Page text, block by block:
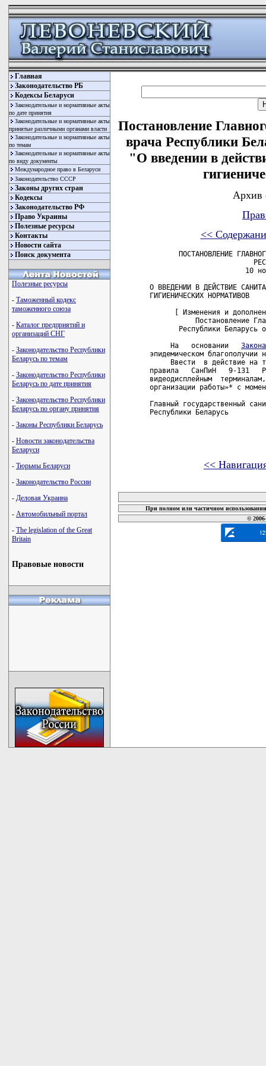
Главная
Законодательство РБ
Кодексы Беларуси
Законодательные и нормативные акты
по дате принятия
Законодательные и нормативные акты
принятые различными органами власти
Законодательные и нормативные акты
по темам
Законодательные и нормативные акты
по виду документы
Международное право в Беларуси
Законодательство СССР
Законы других стран
Кодексы
Законодательство РФ
Право Украины
Полезные ресурсы
Контакты
Новости сайта
Поиск документа
Полезные ресурсы
- Таможенный кодекс
таможенного союза
- Каталог предприятий и
организаций СНГ
- Законодательство Республики
Беларусь по темам
- Законодательство Республики
Беларусь по дате принятия
- Законодательство Республики
Беларусь по органу принятия
- Законы Республики Беларусь
- Новости законодательства
Беларуси
- Тюрьмы Беларуси
- Законодательство России
- Деловая Украина
- Автомобильный портал
- The legislation of the Great
Britain
Правовые новости
Постановление
врача Республики
"О введении в
Архив
<<
ПОСТАНОВЛЕНИЕ
10
О ВВЕДЕНИИ В ДЕЙСТВИЕ
ГИГИЕНИЧЕСКИХ НОРМАТИВОВ
[ Изменения и
Постановление
Республики Беларусь
     На   основании
эпидемическом благополучии
Ввести  в действие на
правила   СанПиН   9-131
видеодисплейным
организации работы»* с
Главный
Республики Беларусь
<<
При полном или частичном
©